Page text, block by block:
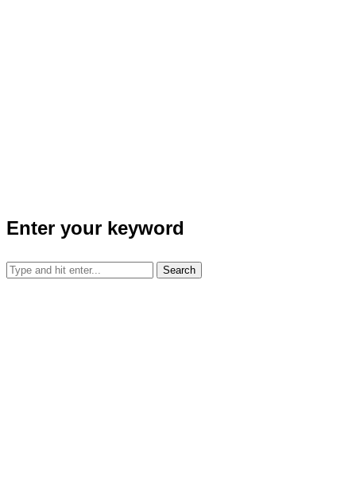
Enter your keyword
Search